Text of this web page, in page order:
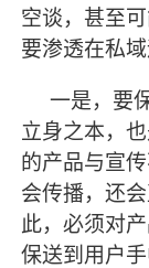
空谈，甚至
要渗透在私
一是，要
立身之本，
的产品与宣
会传播，还
此，必须对
保送到用户